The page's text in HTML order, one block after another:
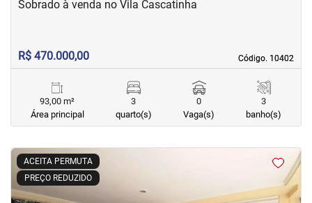
Código. 10402
Código. 10402
Sobrado à venda no Vila Cascatinha
R$ 470.000,00
93,00 m²
Área principal
3
quarto(s)
0
Vaga(s)
3
banho(s)
ACEITA PERMUTA
PREÇO REDUZIDO
< <<<